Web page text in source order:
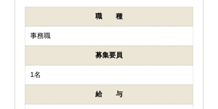
職 種
事務職
募集要員
1名
給 与